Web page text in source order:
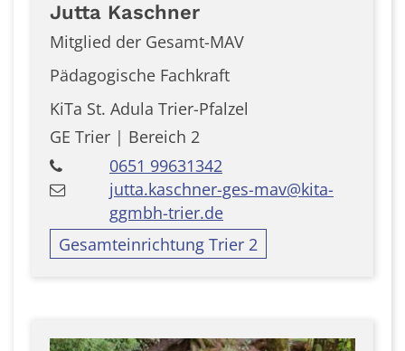
Jutta Kaschner
Mitglied der Gesamt-MAV
Pädagogische Fachkraft
KiTa St. Adula Trier-Pfalzel
GE Trier | Bereich 2
0651 99631342
jutta.kaschner-ges-mav@kita-
ggmbh-trier.de
Gesamteinrichtung Trier 2